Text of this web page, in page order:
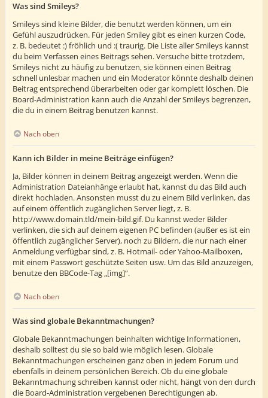
Was sind Smileys?
Smileys sind kleine Bilder, die benutzt werden können, um ein
Gefühl auszudrücken. Für jeden Smiley gibt es einen kurzen Code,
z. B. bedeutet :) fröhlich und :( traurig. Die Liste aller Smileys kannst
du beim Verfassen eines Beitrags sehen. Versuche bitte trotzdem,
Smileys nicht zu häufig zu benutzen, sie können einen Beitrag
schnell unlesbar machen und ein Moderator könnte deshalb deinen
Beitrag entsprechend überarbeiten oder gar komplett löschen. Die
Board-Administration kann auch die Anzahl der Smileys begrenzen,
die du in einem Beitrag benutzen kannst.
Nach oben
Kann ich Bilder in meine Beiträge einfügen?
Ja, Bilder können in deinem Beitrag angezeigt werden. Wenn die
Administration Dateianhänge erlaubt hat, kannst du das Bild auch
direkt hochladen. Ansonsten musst du zu einem Bild verlinken, das
auf einem öffentlich zugänglichen Server liegt, z. B.
http://www.domain.tld/mein-bild.gif. Du kannst weder Bilder
verlinken, die sich auf deinem eigenen PC befinden (außer es ist ein
öffentlich zugänglicher Server), noch zu Bildern, die nur nach einer
Anmeldung verfügbar sind, z. B. Hotmail- oder Yahoo-Mailboxen,
mit einem Passwort geschützte Seiten usw. Um das Bild anzuzeigen,
benutze den BBCode-Tag „[img]“.
Nach oben
Was sind globale Bekanntmachungen?
Globale Bekanntmachungen beinhalten wichtige Informationen,
deshalb solltest du sie so bald wie möglich lesen. Globale
Bekanntmachungen erscheinen ganz oben in jedem Forum und
ebenfalls in deinem persönlichen Bereich. Ob du eine globale
Bekanntmachung schreiben kannst oder nicht, hängt von den durch
die Board-Administration vergebenen Berechtigungen ab.